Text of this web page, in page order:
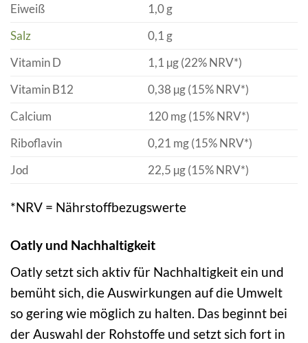
Eiweiß
1,0 g
Salz
0,1 g
Vitamin D
1,1 µg (22% NRV*)
Vitamin B12
0,38 µg (15% NRV*)
Calcium
120 mg (15% NRV*)
Riboflavin
0,21 mg (15% NRV*)
Jod
22,5 µg (15% NRV*)
*NRV = Nährstoffbezugswerte
Oatly und Nachhaltigkeit
Oatly setzt sich aktiv für Nachhaltigkeit ein und
bemüht sich, die Auswirkungen auf die Umwelt
so gering wie möglich zu halten. Das beginnt bei
der Auswahl der Rohstoffe und setzt sich fort in